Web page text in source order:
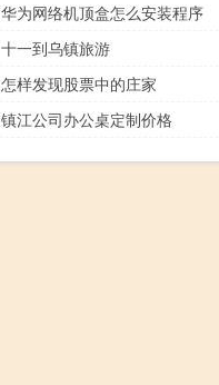
华为网络机顶盒怎么安装程序
十一到乌镇旅游
怎样发现股票中的庄家
镇江公司办公桌定制价格